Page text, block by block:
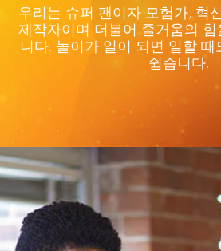
우리는 슈퍼 팬이자 모험가, 혁
제작자이며 더불어 즐거움의
니다. 놀이가 일이 되면 일할
쉽습니다.